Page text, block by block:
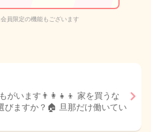
員限定の機能もございます
がいます👨‍👩‍👧‍👦 家を買うな
びますか？🏠 旦那だけ働いてい